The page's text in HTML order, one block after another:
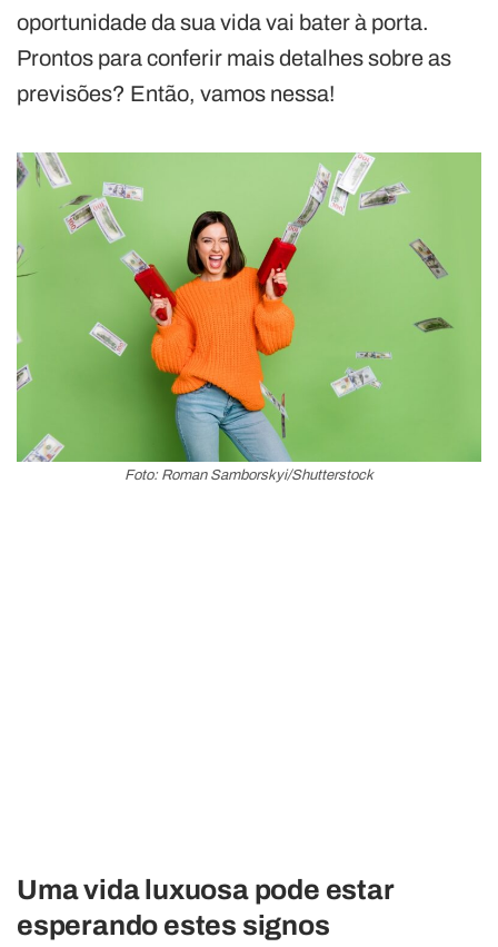
oportunidade da sua vida vai bater à porta.
Prontos para conferir mais detalhes sobre as
previsões? Então, vamos nessa!
Foto: Roman Samborskyi/Shutterstock
Uma vida luxuosa pode estar
esperando estes signos